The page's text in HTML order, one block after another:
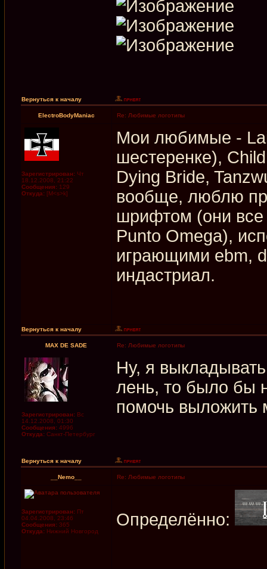
Вернуться к началу
ElectroBodyManiac Re: Любимые логотипы
Зарегистрирован: Чт
18.12.2008, 21:22
Сообщения: 129
Откуда: [M<s>k]
Мои любимые -
шестеренке),
Dying Bride,
вообще, люблю
шрифтом (они
Punto Omega),
играющими ebm,
индастриал.
Вернуться к началу
MAX DE SADE Re: Любимые логотипы
Зарегистрирован: Вс
14.12.2008, 01:30
Сообщения: 4996
Откуда: Санкт-Петербург
Ну, я
лень, то было бы
помочь выложить
Вернуться к началу
__Nemo__ Re: Любимые логотипы
Зарегистрирован: Пт
04.04.2008, 23:46
Сообщения: 365
Откуда: Нижний Новгород
Определённо: